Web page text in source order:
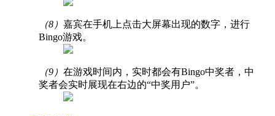
（8） 嘉宾在手机上点击大屏幕出现的数字，进行
Bingo游戏。
（9） 在游戏时间内，实时都会有Bingo中奖者，中
奖者会实时展现在右边的“中奖用户”。